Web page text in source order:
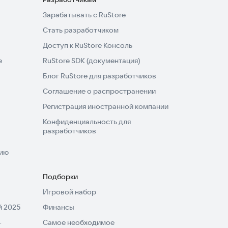
Зарабатывать с RuStore
Стать разработчиком
Доступ к RuStore Консоль
RuStore SDK (документация)
Блог RuStore для разработчиков
Соглашение о распространении
Регистрация иностранной компании
Конфиденциальность для
разработчиков
2025
Подборки
Игровой набор
Финансы
Самое необходимое